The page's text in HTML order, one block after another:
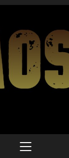
PRIMÄRES